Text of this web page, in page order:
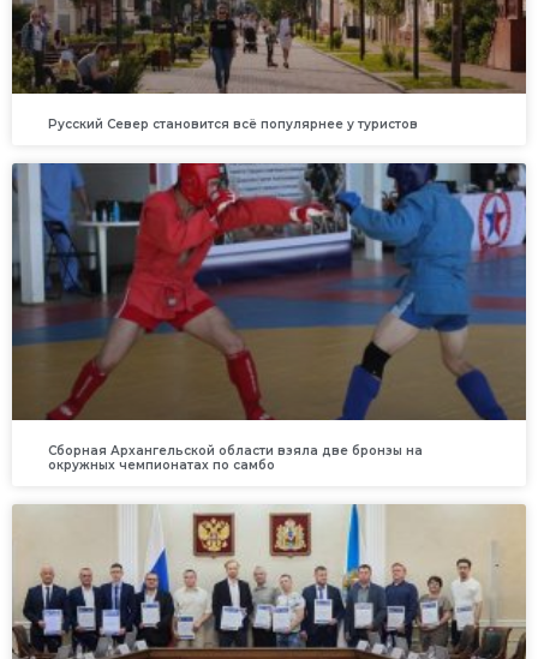
Русский Север становится всё популярнее у туристов
Сборная Архангельской области взяла две бронзы на
окружных чемпионатах по самбо